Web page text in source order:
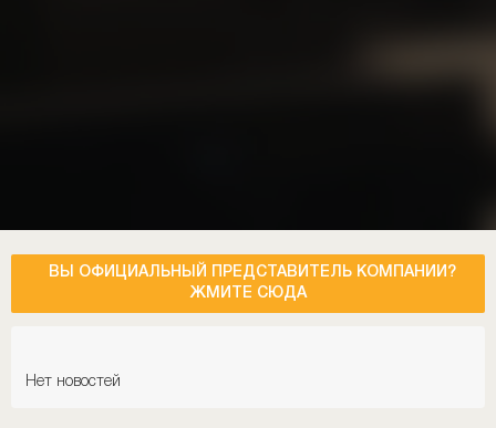
ВЫ ОФИЦИАЛЬНЫЙ ПРЕДСТАВИТЕЛЬ КОМПАНИИ?
ЖМИТЕ СЮДА
Нет новостей